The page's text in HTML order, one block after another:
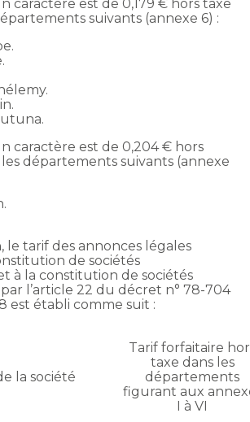
caractère est de 0,179 € hors taxe
suivants (annexe 6) :
caractère est de 0,204 € hors
départements suivants (annexe
le tarif des annonces légales
de sociétés
à la constitution de sociétés
l’article 22 du décret n° 78-704
est établi comme suit :
la société
Tarif forfaitaire
taxe dans les
départements
figurant aux
I à VI